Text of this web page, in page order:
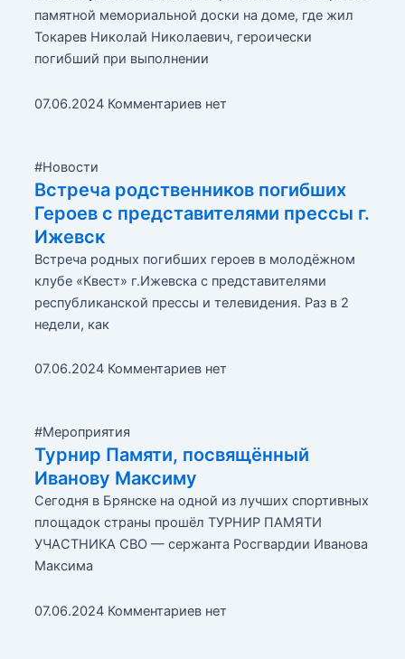
памятной мемориальной доски на доме, где жил
Токарев Николай Николаевич, героически
погибший при выполнении
07.06.2024 Комментариев нет
#Новости
Встреча родственников погибших
Героев с представителями прессы г.
Ижевск
Встреча родных погибших героев в молодёжном
клубе «Квест» г.Ижевска с представителями
республиканской прессы и телевидения. Раз в 2
недели, как
07.06.2024 Комментариев нет
#Мероприятия
Турнир Памяти, посвящённый
Иванову Максиму
Сегодня в Брянске на одной из лучших спортивных
площадок страны прошёл ТУРНИР ПАМЯТИ
УЧАСТНИКА СВО — сержанта Росгвардии Иванова
Максима
07.06.2024 Комментариев нет